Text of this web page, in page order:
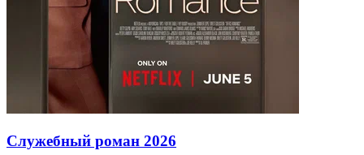
Служебный роман 2026